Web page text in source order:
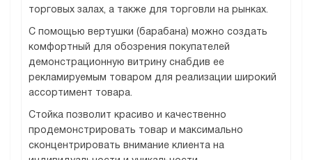
торговых залах, а также для торговли на рынках.
С помощью вертушки (барабана) можно создать
комфортный для обозрения покупателей
демонстрационную витрину снабдив ее
рекламируемым товаром для реализации широкий
ассортимент товара.
Стойка позволит красиво и качественно
продемонстрировать товар и максимально
сконцентрировать внимание клиента на